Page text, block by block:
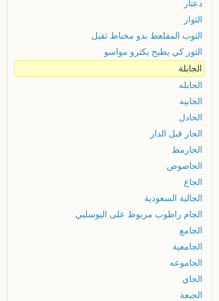
دعثار
الثوار
الثوب المقلعط بدو مخباط ثقيل
الثور كي يطيح يكثرو مواسو
الجابلة
الجابله
الجابيه
الجادل
الجار قبل الدار
الجارمط
الجاصوص
الجاع
الجالية السعودية
الجام راطوب مربوط على اليوسلبي
الجامع
الجامعية
الجاموعه
الجاي
الجبعة